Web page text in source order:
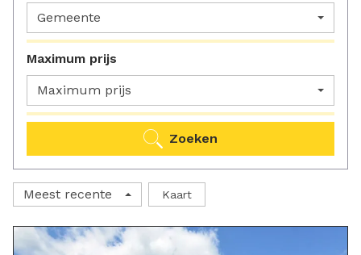
Gemeente
Maximum prijs
Maximum prijs
Zoeken
Meest recente Kaart